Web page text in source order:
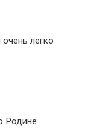
легко
Родине